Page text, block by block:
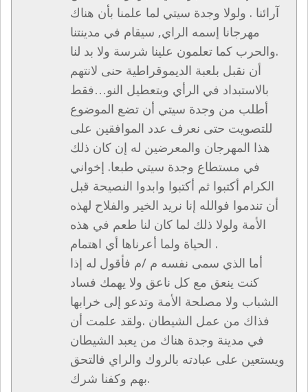
آرائنا . ولولا وجدة سيتي لما علمنا بأن هناك
مهرجانا إسمه الراي, سيقام في مدينتنا
.والحرب كما تعلمون علينا شرسة ولا بد لنا
أن نقبل بلعبة الديموقراطية حنى لانتهم
بالاستبداد في الرأي وبتعطيل النو…فقط
أطلب من وجدة سيتي أن تضع الموضوع
للتصويت حتى نعرف عدد الموافقين على
هذا المهرجان والمعرضين له إن كان ذلك
في مستطاع وجدة سيتي طبعا. إخواني
الكرام أكتبوا ثم أكتبوا وابدوا النصيحة قبل
أن تندموا فوالله إنا نريد الخير والفلاح لهذه
الأمة ولولا ذلك لما كان لنا طعم في هذه
الحياة ولما أعرناها أي اهتمام .
أما الذي سمى نفسه م /م فأقول له إذا
كنت ينعق مع كل ناعق ولا يهمك فساد
الشباب ولا مصلحة الأمة وتدعو إلى خرابها
فذاك من عمل الشيطان .ولقد علمت أن
في مدينة وجدة هناك من يعبد الشيطان
ويستعين على عبادته بالروك والراي فالتحق
بهم وكفنا شرك.